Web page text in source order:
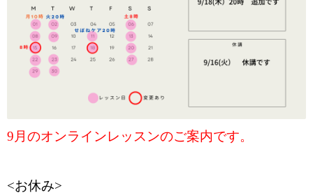
9月のオンラインレッスンのご案内です。
<お休み>